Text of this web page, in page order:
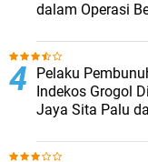
dalam Operasi
Pelaku
Indekos Grogol
Jaya Sita Palu